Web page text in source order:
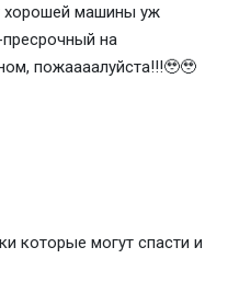
хорошей машины уж
на
пожаааалуйста!!!🥹🥹
которые могут спасти и